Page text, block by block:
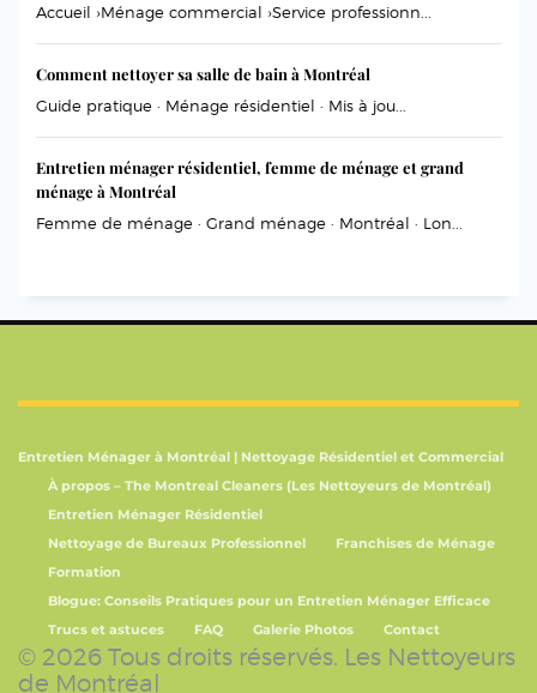
Accueil ›Ménage commercial ›Service professionn...
Comment nettoyer sa salle de bain à Montréal
Guide pratique · Ménage résidentiel · Mis à jou...
Entretien ménager résidentiel, femme de ménage et grand
ménage à Montréal
Femme de ménage · Grand ménage · Montréal · Lon...
Entretien Ménager à Montréal | Nettoyage Résidentiel et Commercial
À propos – The Montreal Cleaners (Les Nettoyeurs de Montréal)
Entretien Ménager Résidentiel
Nettoyage de Bureaux Professionnel
Franchises de Ménage
Formation
Blogue: Conseils Pratiques pour un Entretien Ménager Efficace
Trucs et astuces
FAQ Galerie Photos Contact
© 2026 Tous droits réservés. Les Nettoyeurs
de Montréal